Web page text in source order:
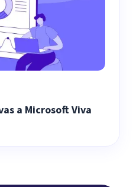
a Microsoft Viva